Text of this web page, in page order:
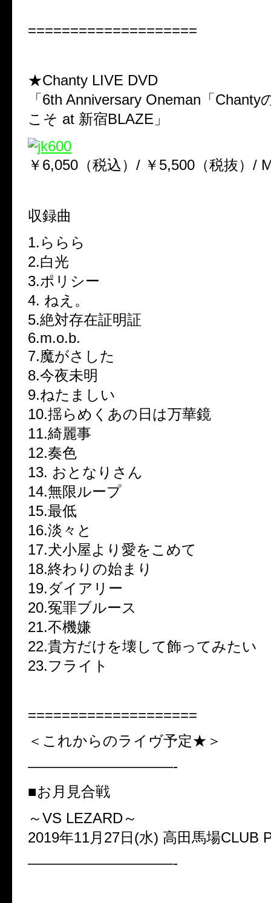
====================
★Chanty LIVE DVD
「6th Anniversary Oneman「Chanty
こそ at 新宿BLAZE」
￥6,050（税込）/ ￥5,500（税抜）/
収録曲
1.ららら
2.白光
3.ポリシー
4. ねえ。
5.絶対存在証明証
6.m.o.b.
7.魔がさした
8.今夜未明
9.ねたましい
10.揺らめくあの日は万華鏡
11.綺麗事
12.奏色
13. おとなりさん
14.無限ループ
15.最低
16.淡々と
17.犬小屋より愛をこめて
18.終わりの始まり
19.ダイアリー
20.冤罪ブルース
21.不機嫌
22.貴方だけを壊して飾ってみたい
23.フライト
====================
＜これからのライヴ予定★＞
——————————-
■お月見合戦
～VS LEZARD～
2019年11月27日(水) 高田馬場CLUB
——————————-